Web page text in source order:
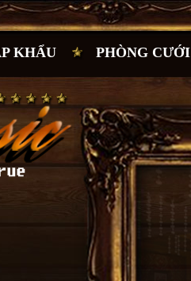
KHẨU PHÒNG CƯỚI